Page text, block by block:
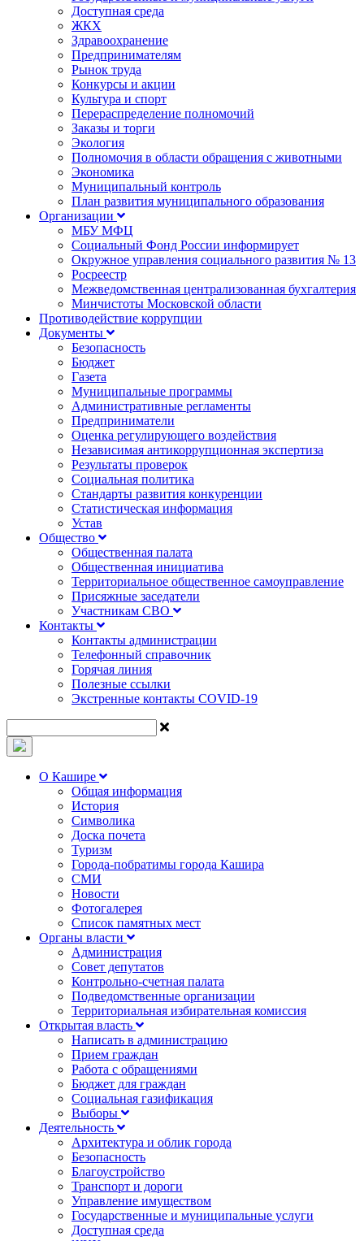
Доступная среда
ЖКХ
Здравоохранение
Предпринимателям
Рынок труда
Конкурсы и акции
Культура и спорт
Перераспределение полномочий
Заказы и торги
Экология
Полномочия в области обращения с животными
Экономика
Муниципальный контроль
План развития муниципального образования
Организации
МБУ МФЦ
Социальный Фонд России информирует
Окружное управления социального развития № 13
Росреестр
Межведомственная централизованная бухгалтерия
Минчистоты Московской области
Противодействие коррупции
Документы
Безопасность
Бюджет
Газета
Муниципальные программы
Административные регламенты
Предприниматели
Оценка регулирующего воздействия
Независимая антикоррупционная экспертиза
Результаты проверок
Социальная политика
Стандарты развития конкуренции
Статистическая информация
Устав
Общество
Общественная палата
Общественная инициатива
Территориальное общественное самоуправление
Присяжные заседатели
Участникам СВО
Контакты
Контакты администрации
Телефонный справочник
Горячая линия
Полезные ссылки
Экстренные контакты COVID-19
О Кашире
Общая информация
История
Символика
Доска почета
Туризм
Города-побратимы города Кашира
СМИ
Новости
Фотогалерея
Список памятных мест
Органы власти
Администрация
Совет депутатов
Контрольно-счетная палата
Подведомственные организации
Территориальная избирательная комиссия
Открытая власть
Написать в администрацию
Прием граждан
Работа с обращениями
Бюджет для граждан
Социальная газификация
Выборы
Деятельность
Архитектура и облик города
Безопасность
Благоустройство
Транспорт и дороги
Управление имуществом
Государственные и муниципальные услуги
Доступная среда